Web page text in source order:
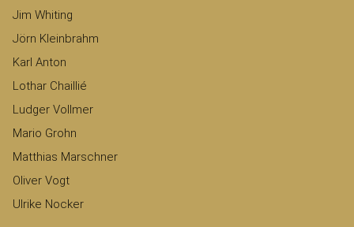
Jim Whiting
Jörn Kleinbrahm
Karl Anton
Lothar Chaillié
Ludger Vollmer
Mario Grohn
Matthias Marschner
Oliver Vogt
Ulrike Nocker